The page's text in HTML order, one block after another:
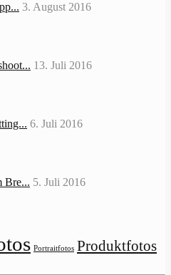
3. August 2016
13. Juli 2016
6. Juli 2016
Bre... 5. Juli 2016
Portraitfotos Produktfotos